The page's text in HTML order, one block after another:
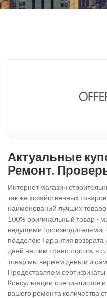
Актуальные
Ремонт.
Интернет магазин
так же хозяйственных
наименований лучших
100% оригинальный товар -
ведущими производителями,
подделок; Гарантия
дней нашим транспортом, в
товар мы вернем деньги и
Предоставляем
Консультации специалистов
вашего ремонта количества